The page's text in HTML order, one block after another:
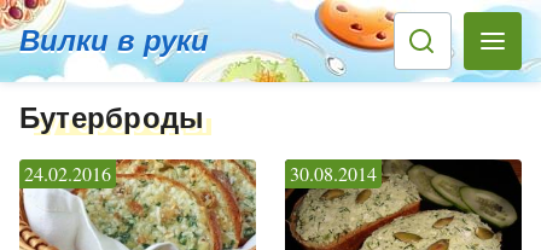
Вилки в руки
Бутерброды
24.02.2016 30.08.2014